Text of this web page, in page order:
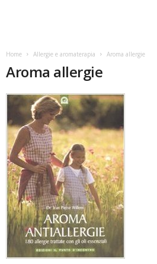
Home Allergie e aromaterapia Aroma allergie
Aroma allergie